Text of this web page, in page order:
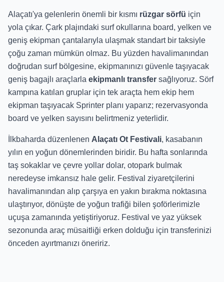
Alaçatı'ya gelenlerin önemli bir kısmı rüzgar sörfü için
yola çıkar. Çark plajındaki surf okullarına board, yelken ve
geniş ekipman çantalarıyla ulaşmak standart bir taksiyle
çoğu zaman mümkün olmaz. Bu yüzden havalimanından
doğrudan surf bölgesine, ekipmanınızı güvenle taşıyacak
geniş bagajlı araçlarla ekipmanlı transfer sağlıyoruz. Sörf
kampına katılan gruplar için tek araçta hem ekip hem
ekipman taşıyacak Sprinter planı yaparız; rezervasyonda
board ve yelken sayısını belirtmeniz yeterlidir.
İlkbaharda düzenlenen Alaçatı Ot Festivali, kasabanın
yılın en yoğun dönemlerinden biridir. Bu hafta sonlarında
taş sokaklar ve çevre yollar dolar, otopark bulmak
neredeyse imkansız hale gelir. Festival ziyaretçilerini
havalimanından alıp çarşıya en yakın bırakma noktasına
ulaştırıyor, dönüşte de yoğun trafiği bilen şoförlerimizle
uçuşa zamanında yetiştiriyoruz. Festival ve yaz yüksek
sezonunda araç müsaitliği erken dolduğu için transferinizi
önceden ayırtmanızı öneririz.